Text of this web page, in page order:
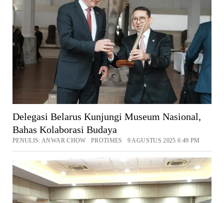
Delegasi Belarus Kunjungi Museum Nasional,
Bahas Kolaborasi Budaya
PENULIS: ANWAR CHOW PROTIMES 9 AGUSTUS 2025 6:49 PM